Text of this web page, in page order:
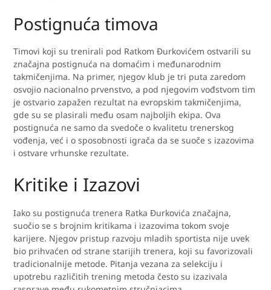
Postignuća timova
Timovi koji su trenirali pod Ratkom Đurkovićem ostvarili su
značajna postignuća na domaćim i međunarodnim
takmičenjima. Na primer, njegov klub je tri puta zaredom
osvojio nacionalno prvenstvo, a pod njegovim vođstvom tim
je ostvario zapažen rezultat na evropskim takmičenjima,
gde su se plasirali među osam najboljih ekipa. Ova
postignuća ne samo da svedoče o kvalitetu trenerskog
vođenja, već i o sposobnosti igrača da se suoče s izazovima
i ostvare vrhunske rezultate.
Kritike i Izazovi
Iako su postignuća trenera Ratka Đurkovića značajna,
suočio se s brojnim kritikama i izazovima tokom svoje
karijere. Njegov pristup razvoju mladih sportista nije uvek
bio prihvaćen od strane starijih trenera, koji su favorizovali
tradicionalnije metode. Pitanja vezana za selekciju i
upotrebu različitih trening metoda često su izazivala